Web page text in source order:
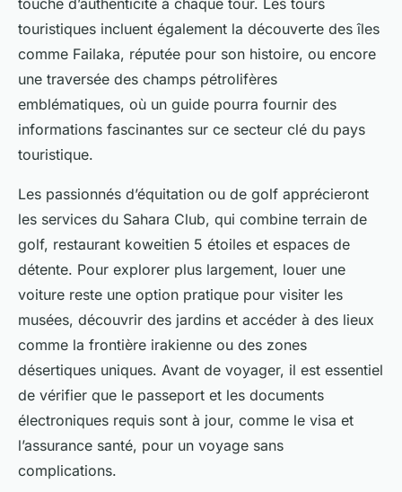
touche d’authenticité à chaque tour. Les tours
touristiques incluent également la découverte des îles
comme Failaka, réputée pour son histoire, ou encore
une traversée des champs pétrolifères
emblématiques, où un guide pourra fournir des
informations fascinantes sur ce secteur clé du pays
touristique.
Les passionnés d’équitation ou de golf apprécieront
les services du Sahara Club, qui combine terrain de
golf, restaurant koweitien 5 étoiles et espaces de
détente. Pour explorer plus largement, louer une
voiture reste une option pratique pour visiter les
musées, découvrir des jardins et accéder à des lieux
comme la frontière irakienne ou des zones
désertiques uniques. Avant de voyager, il est essentiel
de vérifier que le passeport et les documents
électroniques requis sont à jour, comme le visa et
l’assurance santé, pour un voyage sans
complications.